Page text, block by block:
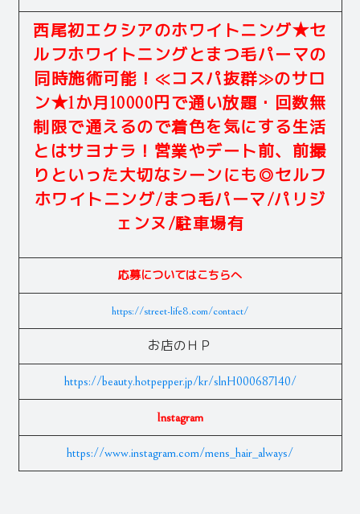
西尾初エクシアのホワイトニング★セ
ルフホワイトニングとまつ毛パーマの
同時施術可能！≪コスパ抜群≫のサロ
ン★1か月10000円で通い放題・回数無
制限で通えるので着色を気にする生活
とはサヨナラ！営業やデート前、前撮
りといった大切なシーンにも◎セルフ
ホワイトニング/まつ毛パーマ/パリジ
ェンヌ/駐車場有
応募についてはこちらへ
https://street-life8.com/contact/
お店のＨＰ
https://beauty.hotpepper.jp/kr/slnH000687140/
Instagram
https://www.instagram.com/mens_hair_always/